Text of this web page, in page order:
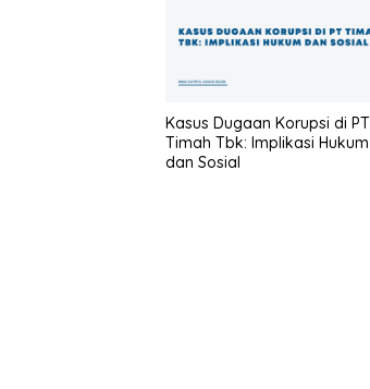
Kasus Dugaan Korupsi di PT
Timah Tbk: Implikasi Hukum
dan Sosial